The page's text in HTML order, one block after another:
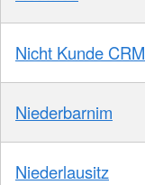
Nicht Kunde CRM
Niederbarnim
Niederlausitz